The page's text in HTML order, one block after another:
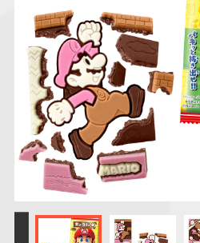
仮面ライダーシリー
ズ
PROJECT R.E.D.・
スーパー戦隊シリー
ズ
ガンダムシリ
ポケットモン
キャラパキ
つりグミ
にふぉるめー
＆スクエア
SMPシリ